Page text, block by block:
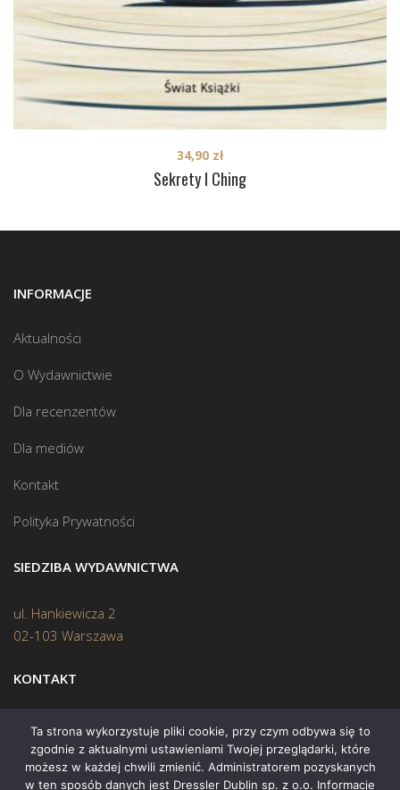
Sekrety I Ching
34,90 zł
INFORMACJE
Aktualności
O Wydawnictwie
Dla recenzentów
Dla mediów
Kontakt
Polityka Prywatności
SIEDZIBA WYDAWNICTWA
ul. Hankiewicza 2
02-103 Warszawa
KONTAKT
Biuro:(22) 45 70 402
Mail:biuro@swiatksiazki.pl
Ta strona wykorzystuje pliki cookie, przy czym odbywa się to
zgodnie z aktualnymi ustawieniami Twojej przeglądarki, które
możesz w każdej chwili zmienić. Administratorem pozyskanych
w ten sposób danych jest Dressler Dublin sp. z o.o. Informacje